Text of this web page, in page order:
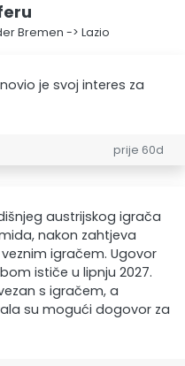
Bremen -> Lazio
je svoj interes za
prije 60d
austrijskog igrača
nakon zahtjeva
igračem. Ugovor
ističe u lipnju 2027.
s igračem, a
su mogući dogovor za